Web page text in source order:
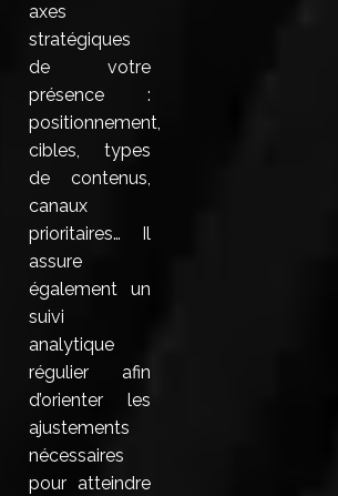
axes
stratégiques
de votre
présence :
positionnement,
cibles, types
de contenus,
canaux
prioritaires… Il
assure
également un
suivi
analytique
régulier afin
d’orienter les
ajustements
nécessaires
pour atteindre